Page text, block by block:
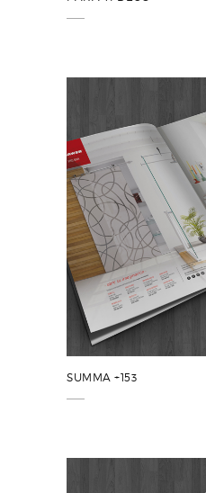
SUMMA +153